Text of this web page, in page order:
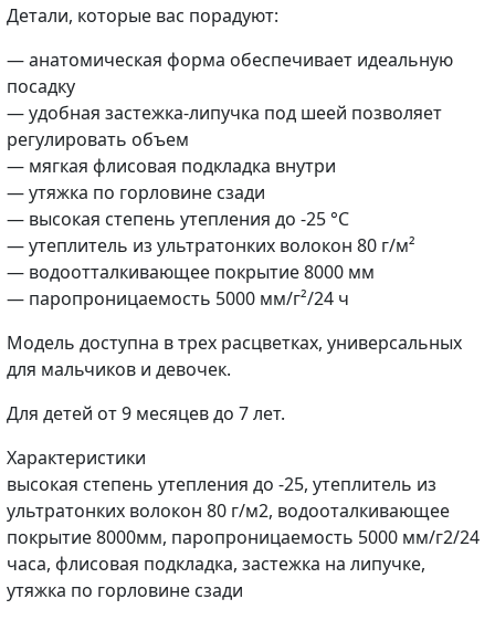
Детали, которые вас порадуют:
— анатомическая форма обеспечивает идеальную
посадку
— удобная застежка-липучка под шеей позволяет
регулировать объем
— мягкая флисовая подкладка внутри
— утяжка по горловине сзади
— высокая степень утепления до -25 °C
— утеплитель из ультратонких волокон 80 г/м²
— водоотталкивающее покрытие 8000 мм
— паропроницаемость 5000 мм/г²/24 ч
Модель доступна в трех расцветках, универсальных
для мальчиков и девочек.
Для детей от 9 месяцев до 7 лет.
Характеристики
высокая степень утепления до -25, утеплитель из
ультратонких волокон 80 г/м2, водооталкивающее
покрытие 8000мм, паропроницаемость 5000 мм/г2/24
часа, флисовая подкладка, застежка на липучке,
утяжка по горловине сзади